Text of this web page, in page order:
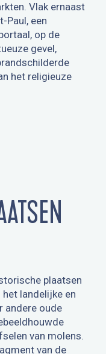
Vlak ernaast
Paul, een
op de
gevel,
het religieuze
plaatsen
landelijke en
andere oude
van molens.
van de